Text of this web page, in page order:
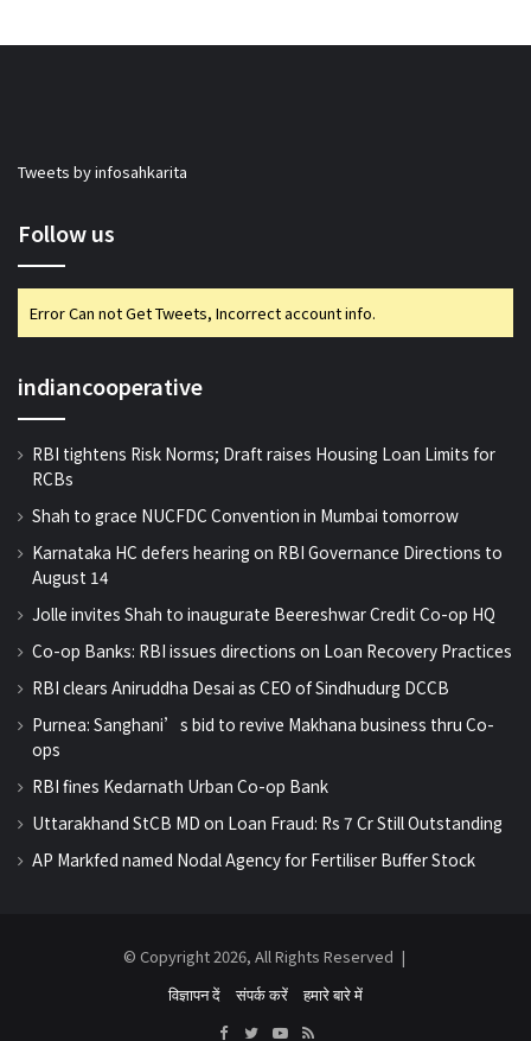
Tweets by infosahkarita
Follow us
Error Can not Get Tweets, Incorrect account info.
indiancooperative
RBI tightens Risk Norms; Draft raises Housing Loan Limits for
RCBs
Shah to grace NUCFDC Convention in Mumbai tomorrow
Karnataka HC defers hearing on RBI Governance Directions to
August 14
Jolle invites Shah to inaugurate Beereshwar Credit Co-op HQ
Co-op Banks: RBI issues directions on Loan Recovery Practices
RBI clears Aniruddha Desai as CEO of Sindhudurg DCCB
Purnea: Sanghani’s bid to revive Makhana business thru Co-
ops
RBI fines Kedarnath Urban Co-op Bank
Uttarakhand StCB MD on Loan Fraud: Rs 7 Cr Still Outstanding
AP Markfed named Nodal Agency for Fertiliser Buffer Stock
© Copyright 2026, All Rights Reserved |
विज्ञापन दें
संपर्क करें
हमारे बारे में
Facebook
TwitterYouTube
RSS